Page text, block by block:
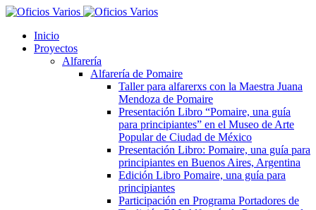
Inicio
Proyectos
Alfarería
Alfarería de Pomaire
Taller para alfarerxs con la Maestra Juana
Mendoza de Pomaire
Presentación Libro “Pomaire, una guía
para principiantes” en el Museo de Arte
Popular de Ciudad de México
Presentación Libro: Pomaire, una guía para
principiantes en Buenos Aires, Argentina
Edición Libro Pomaire, una guía para
principiantes
Participación en Programa Portadores de